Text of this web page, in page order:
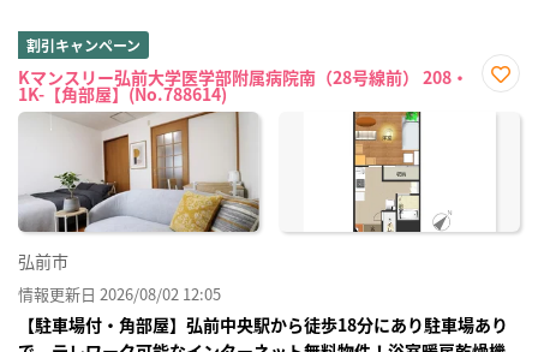
割引キャンペーン
Kマンスリー弘前大学医学部附属病院南（28号線前） 208・
1K-【角部屋】(No.788614)
に入
弘前市
情報更新日 2026/08/02 12:05
【駐車場付・角部屋】弘前中央駅から徒歩18分にあり駐車場あり